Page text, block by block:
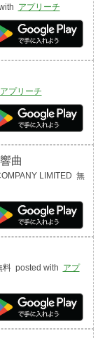
アプリーチ
アプリーチ
曲
LIMITED 無
料 posted with アプ